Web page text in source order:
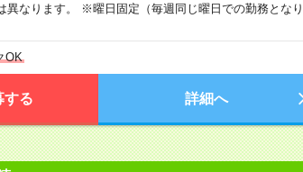
異なります。 ※曜日固定（毎週同じ曜日での勤務となり
OK
する 詳細へ